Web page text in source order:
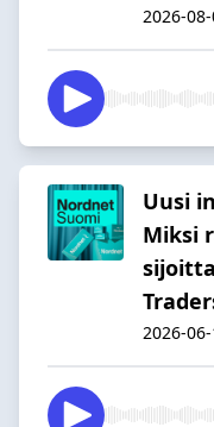
2026-
Uusi
Miksi
2026-